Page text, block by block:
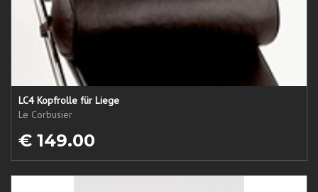
LC4 Kopfrolle für Liege
Le Corbusier
€ 149.00